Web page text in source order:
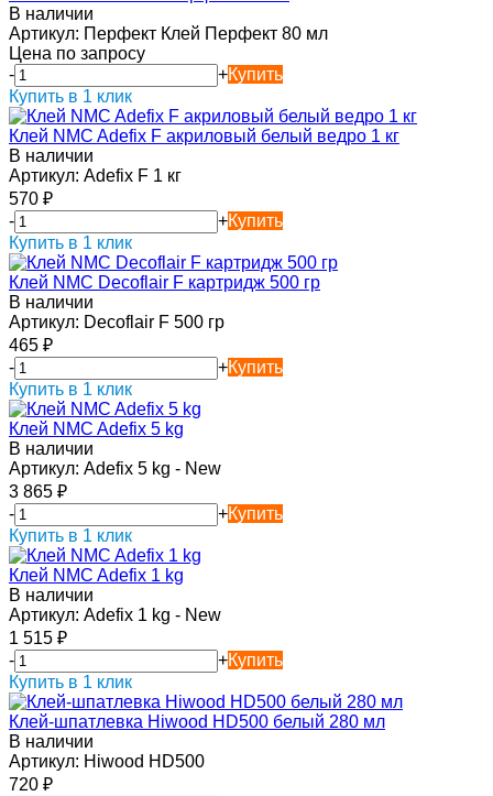
В наличии
Артикул: Перфект Клей Перфект 80 мл
Цена по запросу
-
+Купить
Купить в 1 клик
Клей NMC Adefix F акриловый белый ведро 1 кг
В наличии
Артикул: Adefix F 1 кг
570 ₽
-
+Купить
Купить в 1 клик
Клей NMC Decoflair F картридж 500 гр
В наличии
Артикул: Decoflair F 500 гр
465 ₽
-
+Купить
Купить в 1 клик
Клей NMC Adefix 5 kg
В наличии
Артикул: Adefix 5 kg - New
3 865 ₽
-
+Купить
Купить в 1 клик
Клей NMC Adefix 1 kg
В наличии
Артикул: Adefix 1 kg - New
1 515 ₽
-
+Купить
Купить в 1 клик
Клей-шпатлевка Hiwood HD500 белый 280 мл
В наличии
Артикул: Hiwood HD500
720 ₽